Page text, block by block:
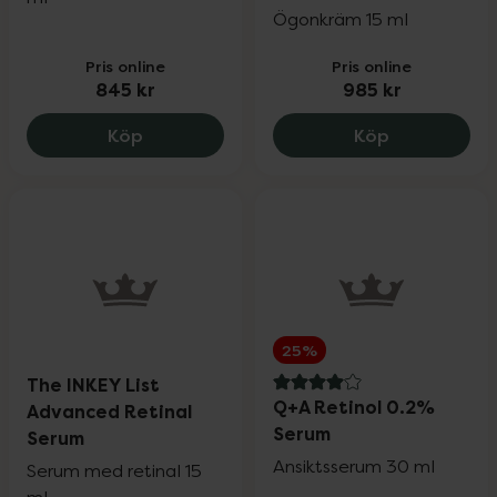
Pris online
845 kr
Köp Murad Retinol Youth Renewal Serum,
Ögonkräm 15 ml
Pris online
985 kr
Köp
The INKEY List
Advanced Retinal
Serum
Serum med retinal 15
25%
4 av 5 i omdöme
Q+A Retinol 0.2%
Serum
Ansiktsserum 30 ml